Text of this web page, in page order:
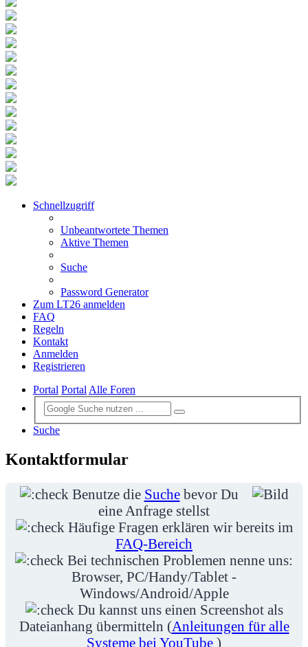
Schnellzugriff
Unbeantwortete Themen
Aktive Themen
Suche
Password Generator
Zum LT26 anmelden
FAQ
Regeln
Kontakt
Anmelden
Registrieren
Portal PortalAlle Foren
Suche
Kontaktformular
Benutze die Suchebevor Du
eine Anfrage stellst
Häufige Fragen erklären wir bereits im
FAQ-Bereich
Bei technischen Problemen nenne uns:
Browser, PC/Handy/Tablet -
Windows/Android/Apple
Du kannst uns einen Screenshot als
Dateianhang übermitteln (Anleitungen für alle
Systeme bei YouTube )